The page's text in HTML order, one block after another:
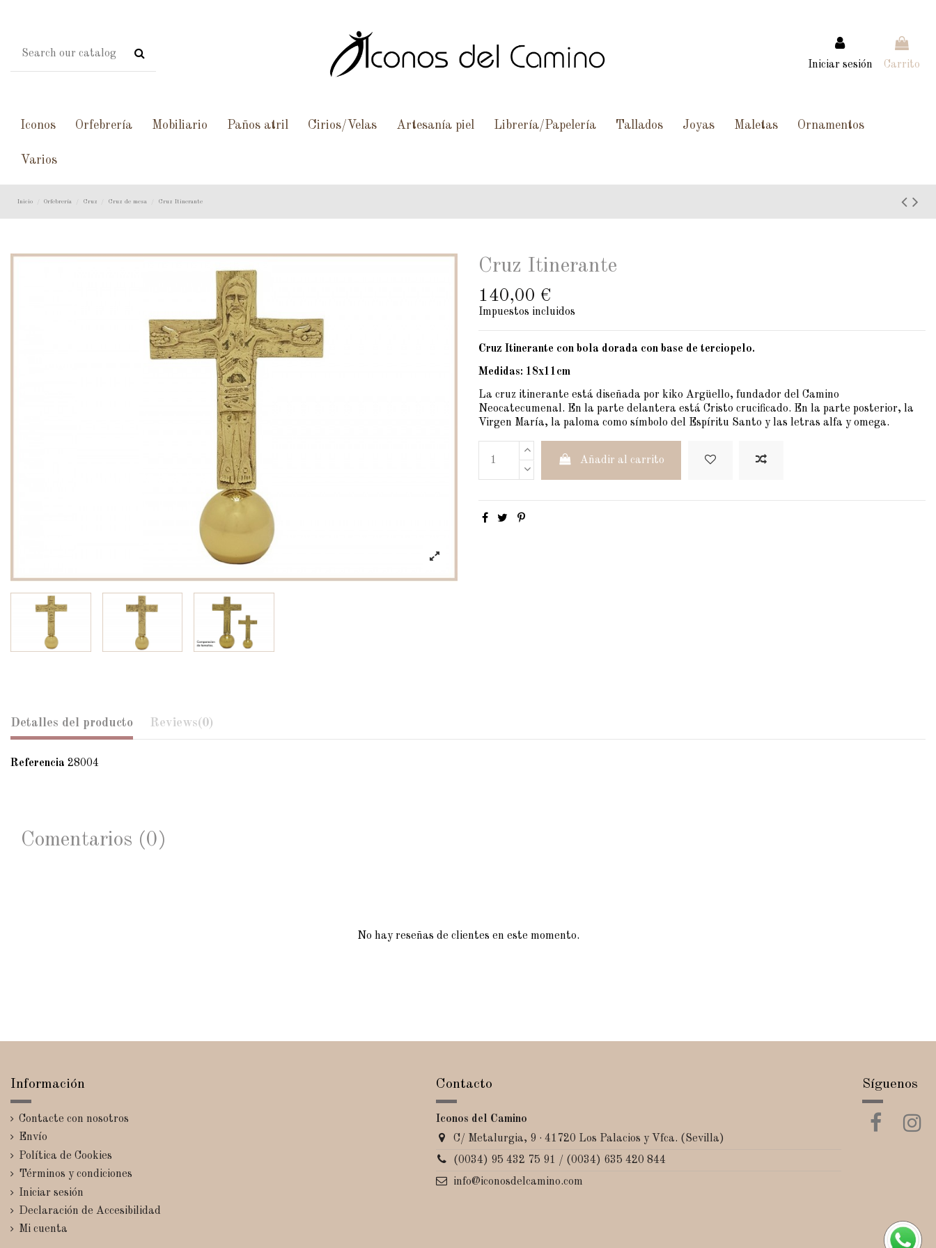
Iniciar sesión Carrito
Iconos Orfebrería Mobiliario Paños atril Cirios/Velas Artesanía piel Librería/Papelería Tallados Joyas Maletas Ornamentos
Varios
Inicio Orfebrería Cruz Cruz de mesa Cruz Itinerante
Cruz Itinerante
140,00 €
Impuestos incluidos
Cruz Itinerante con bola dorada con base de terciopelo.
Medidas: 18x11cm
La cruz itinerante está diseñada por kiko Argüello, fundador del Camino
Neocatecumenal. En la parte delantera está Cristo crucificado. En la parte posterior, la
Virgen María, la paloma como símbolo del Espíritu Santo y las letras alfa y omega.
Añadir al carrito
Detalles del producto Reviews(0)
Referencia 28004
Comentarios (0)
No hay reseñas de clientes en este momento.
Información
Contacte con nosotros
Envío
Política de Cookies
Términos y condiciones
Iniciar sesión
Declaración de Accesibilidad
Mi cuenta
Contacto
Iconos del Camino
C/ Metalurgia, 9 · 41720 Los Palacios y Vfca. (Sevilla)
(0034) 95 432 75 91 / (0034) 635 420 844
info@iconosdelcamino.com
Síguenos